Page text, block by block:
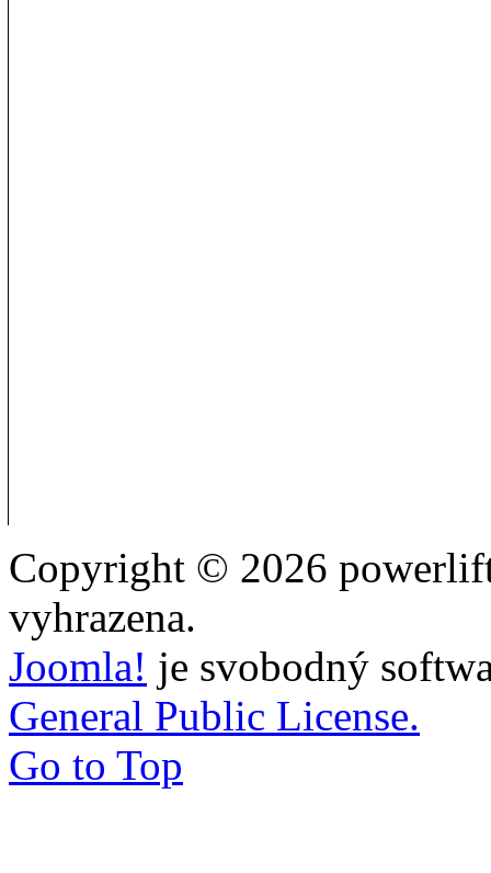
Copyright © 2026
vyhrazena.
Joomla! je svobodný
General Public License.
Go to Top